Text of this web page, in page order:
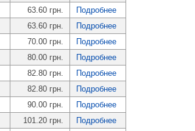
63.60 грн.
Подробнее
63.60 грн.
Подробнее
70.00 грн.
Подробнее
80.00 грн.
Подробнее
82.80 грн.
Подробнее
82.80 грн.
Подробнее
90.00 грн.
Подробнее
101.20 грн.
Подробнее